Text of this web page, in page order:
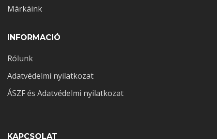
Márkáink
INFORMACIÓ
Rólunk
Adatvédelmi nyilatkozat
ÁSZF és Adatvédelmi nyilatkozat
KAPCSOLAT